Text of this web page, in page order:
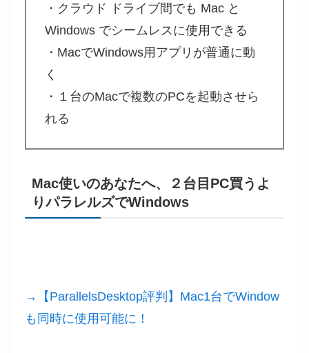
・クラウド ドライブ間でも Mac と
Windows でシームレスに使用できる
・MacでWindows用アプリが普通に動
く
・１台のMacで複数のPCを起動させら
れる
Mac使いのあなたへ、２台目PC買うよ
りパラレルズでWindows
→【ParallelsDesktop評判】Mac1台でWindow
も同時に使用可能に！